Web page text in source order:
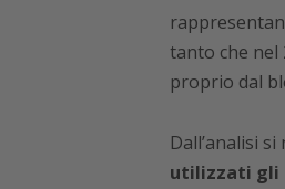
tanto che nel
proprio dal
Dall’analisi
utilizzati gli